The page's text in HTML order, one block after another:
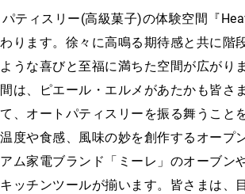
ティスリー(高級菓子)の体験空間『
ります。徐々に高鳴る期待感と共に階
うな喜びと至福に満ちた空間が広がり
は、ピエール・エルメがあたかも皆さ
、オートパティスリーを振る舞うこと
度や食感、風味の妙を創作するオープ
ム家電ブランド「ミーレ」のオーブン
ッチンツールが揃います。皆さまは、